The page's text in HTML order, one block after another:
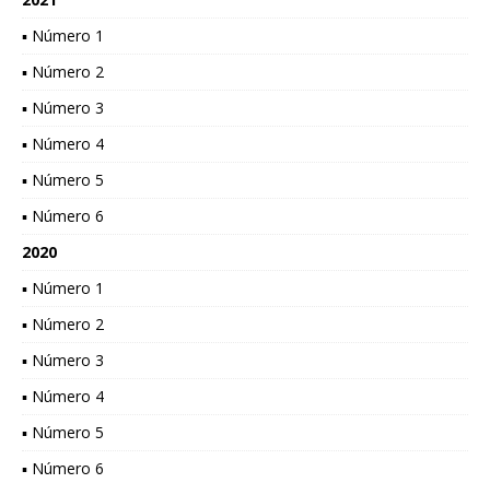
▪ Número 1
▪ Número 2
▪ Número 3
▪ Número 4
▪ Número 5
▪ Número 6
2020
▪ Número 1
▪ Número 2
▪ Número 3
▪ Número 4
▪ Número 5
▪ Número 6